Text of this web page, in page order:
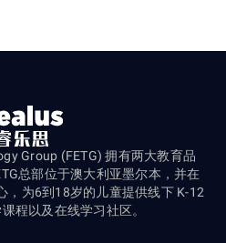
Group (FETG) 拥有两大教育品
总部位于澳大利亚墨尔本，并在
，为6到18岁的儿童提供线下 K-12
程以及在线学习社区。